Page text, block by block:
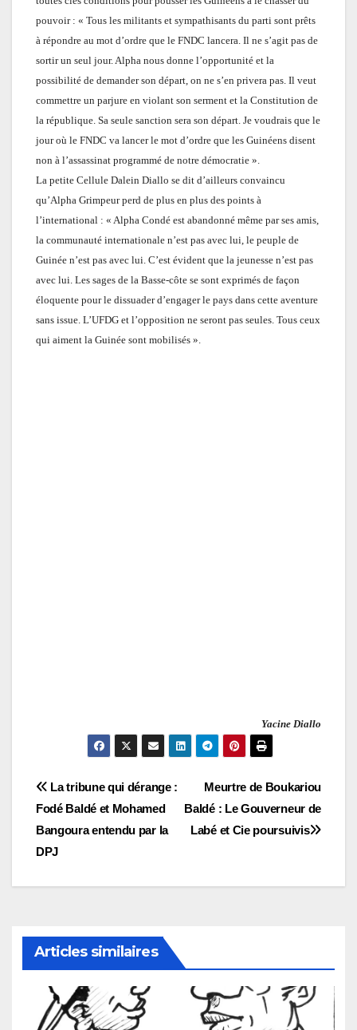
pouvoir : « Tous les militants et sympathisants du parti sont prêts
à répondre au mot d’ordre que le FNDC lancera. Il ne s’agit pas de
sortir un seul jour. Alpha nous donne l’opportunité et la
possibilité de demander son départ, on ne s’en privera pas. Il veut
commettre un parjure en violant son serment et la Constitution de
la république. Sa seule sanction sera son départ. Je voudrais que le
jour où le FNDC va lancer le mot d’ordre que les Guinéens disent
non à l’assassinat programmé de notre démocratie ».
La petite Cellule Dalein Diallo se dit d’ailleurs convaincu
qu’Alpha Grimpeur perd de plus en plus des points à
l’international : « Alpha Condé est abandonné même par ses amis,
la communauté internationale n’est pas avec lui, le peuple de
Guinée n’est pas avec lui. C’est évident que la jeunesse n’est pas
avec lui. Les sages de la Basse-côte se sont exprimés de façon
éloquente pour le dissuader d’engager le pays dans cette aventure
sans issue. L’UFDG et l’opposition ne seront pas seules. Tous ceux
qui aiment la Guinée sont mobilisés ».
Yacine Diallo
Navigation
de
l’article
Meurtre de Boukariou
Baldé : Le Gouverneur de
Labé et Cie poursuivis
La tribune qui dérange :
Fodé Baldé et Mohamed
Bangoura entendu par la
DPJ
Articles similaires